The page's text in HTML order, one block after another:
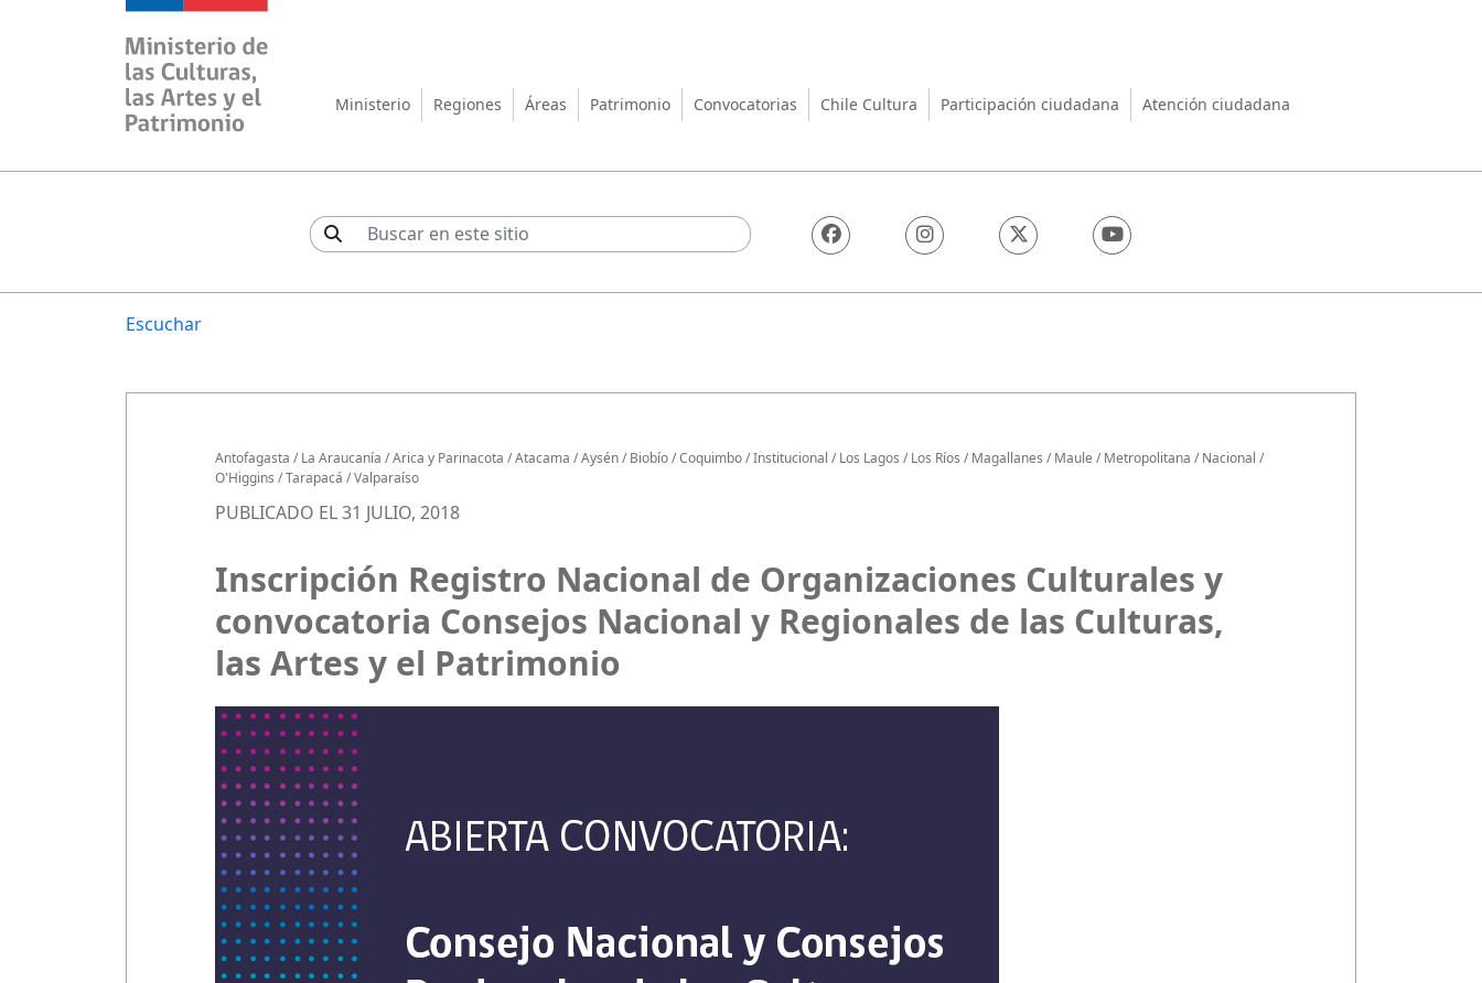
Ministerio de las Culturas, las Artes y el Patrimonio
Ministerio Regiones Áreas Patrimonio Convocatorias Chile Cultura Participación ciudadana Atención ciudadana
Escuchar
Antofagasta /La Araucanía /Arica y Parinacota /Atacama /Aysén/Biobío/Coquimbo/Institucional /Los Lagos /Los Ríos /Magallanes /Maule /Metropolitana /Nacional /
O'Higgins /Tarapacá /Valparaíso
PUBLICADO EL 31 JULIO, 2018
Inscripción Registro Nacional de Organizaciones Culturales y
convocatoria Consejos Nacional y Regionales de las Culturas,
las Artes y el Patrimonio